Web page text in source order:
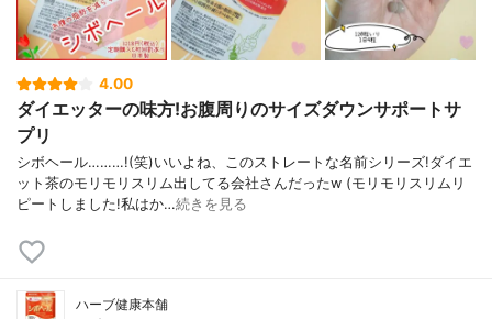
4.00
ダイエッターの味方!お腹周りのサイズダウンサポートサ
プリ
シボヘール………!(笑)いいよね、このストレートな名前シリーズ!ダイエ
ット茶のモリモリスリム出してる会社さんだったw (モリモリスリムリ
ピートしました!私はか…続きを見る
ハーブ健康本舗